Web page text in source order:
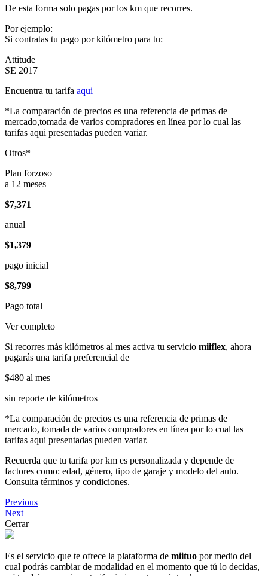
De esta forma solo pagas por los km que recorres.
Por ejemplo:
Si contratas tu pago por kilómetro para tu:
Attitude
SE 2017
Encuentra tu tarifa aqui
*La comparación de precios es una referencia de primas de
mercado,tomada de varios compradores en línea por lo cual las
tarifas aqui presentadas pueden variar.
Otros*
Plan forzoso
a 12 meses
$7,371
anual
$1,379
pago inicial
$8,799
Pago total
Ver completo
Si recorres más kilómetros al mes activa tu servicio miiflex, ahora
pagarás una tarifa preferencial de
$480 al mes
sin reporte de kilómetros
*La comparación de precios es una referencia de primas de
mercado, tomada de varios compradores en línea por lo cual las
tarifas aqui presentadas pueden variar.
Recuerda que tu tarifa por km es personalizada y depende de
factores como: edad, género, tipo de garaje y modelo del auto.
Consulta términos y condiciones.
Previous
Next
Cerrar
Es el servicio que te ofrece la plataforma de miituo por medio del
cual podrás cambiar de modalidad en el momento que tú lo decidas,